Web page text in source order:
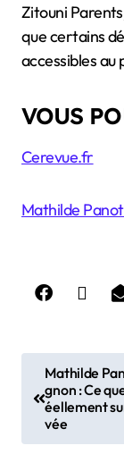
Zitouni
que certains
accessibles au
VOUS
Cerevue.fr
Mathilde
o
Mathilde
gnon : Ce
éellement
vée